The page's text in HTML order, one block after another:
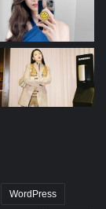
WordPress